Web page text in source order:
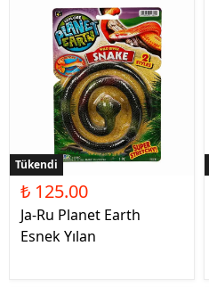
Tükendi
₺ 125.00
Ja-Ru Planet Earth
Esnek Yılan